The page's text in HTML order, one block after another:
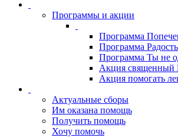
Программы и акции
Программа
Программа
Программа Ты не
Акция священный
Акция помогать
Актуальные сборы
Им оказана помощь
Получить помощь
Хочу помочь